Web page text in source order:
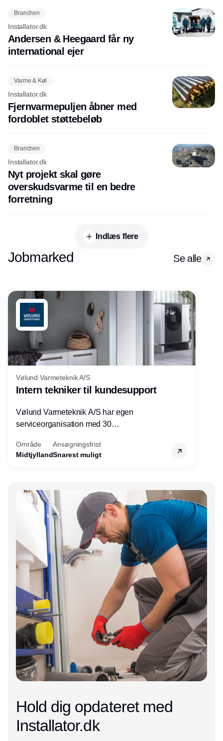
Branchen
Installator.dk
Andersen & Heegaard får ny
international ejer
Varme & Køl
Installator.dk
Fjernvarmepuljen åbner med
fordoblet støttebeløb
Branchen
Installator.dk
Nyt projekt skal gøre
overskudsvarme til en bedre
forretning
Indlæs flere
Jobmarked Se alle
Vølund Varmeteknik A/S
Intern tekniker til kundesupport
Vølund Varmeteknik A/S har egen
serviceorganisation med 30
søger nu endnu en teknisk kollega - denne
gang til kundesupport på kontoret i Herning.
Område
Midtjylland
Ansøgningsfrist
Snarest muligt
Annonce
Hold dig opdateret med
Installator.dk